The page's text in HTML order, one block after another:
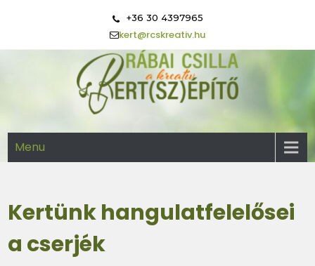
+36 30 4397965
kert@rcskreativ.hu
Rábai Csilla kert(sz)építő
Menu
Kertünk hangulatfelelősei
a cserjék